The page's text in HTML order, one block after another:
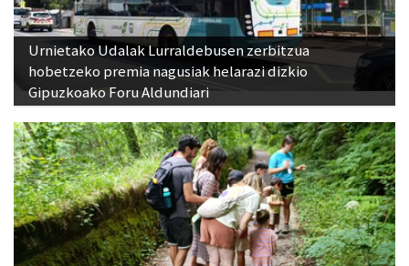
Urnietako Udalak Lurraldebusen zerbitzua
hobetzeko premia nagusiak helarazi dizkio
Gipuzkoako Foru Aldundiari